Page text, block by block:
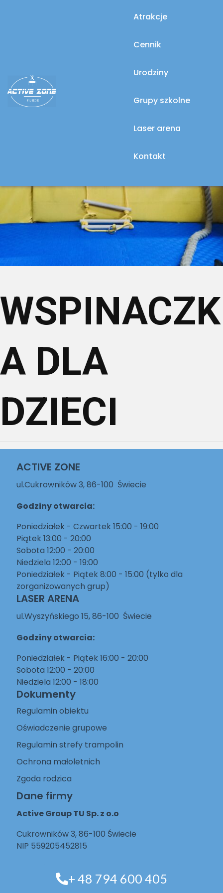
Atrakcje
Cennik
Urodziny
Grupy szkolne
Laser arena
Kontakt
WSPINACZK
A DLA
DZIECI
ACTIVE ZONE
ul.Cukrowników 3, 86-100 Świecie
Godziny otwarcia:
Poniedziałek - Czwartek 15:00 - 19:00
Piątek 13:00 - 20:00
Sobota 12:00 - 20:00
Niedziela 12:00 - 19:00
Poniedziałek - Piątek 8:00 - 15:00 (tylko dla
zorganizowanych grup)
LASER ARENA
ul.Wyszyńskiego 15, 86-100 Świecie
Godziny otwarcia:
Poniedziałek - Piątek 16:00 - 20:00
Sobota 12:00 - 20:00
Niedziela 12:00 - 18:00
Dokumenty
Regulamin obiektu
Oświadczenie grupowe
Regulamin strefy trampolin
Ochrona małoletnich
Zgoda rodzica
Dane firmy
Active Group TU Sp. z o.o
Cukrowników 3, 86-100 Świecie
NIP 559205452815
+ 48 794 600 405